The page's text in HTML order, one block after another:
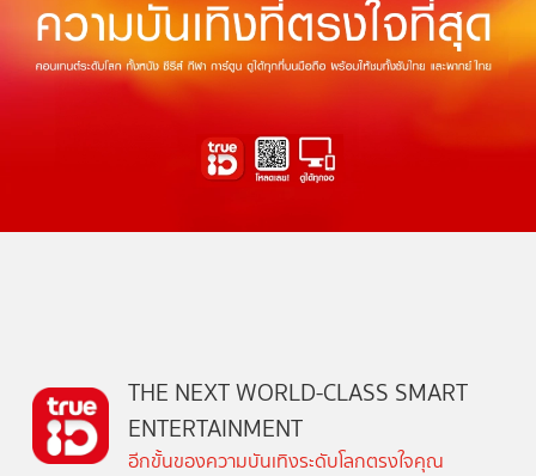
THE NEXT WORLD-CLASS SMART
ENTERTAINMENT
อีกขั้นของความบันเทิงระดับโลกตรงใจคุณ